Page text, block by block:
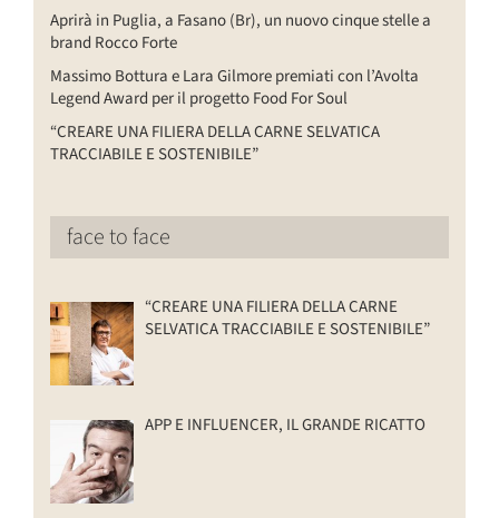
Aprirà in Puglia, a Fasano (Br), un nuovo cinque stelle a
brand Rocco Forte
Massimo Bottura e Lara Gilmore premiati con l’Avolta
Legend Award per il progetto Food For Soul
“CREARE UNA FILIERA DELLA CARNE SELVATICA
TRACCIABILE E SOSTENIBILE”
face to face
“CREARE UNA FILIERA DELLA CARNE
SELVATICA TRACCIABILE E SOSTENIBILE”
APP E INFLUENCER, IL GRANDE RICATTO